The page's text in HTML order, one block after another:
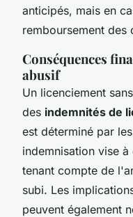
anticipés, mais en
remboursement des
Conséquences
abusif
Un licenciement
des indemnités de
est déterminé par
indemnisation vise
tenant compte de
subi. Les
peuvent également